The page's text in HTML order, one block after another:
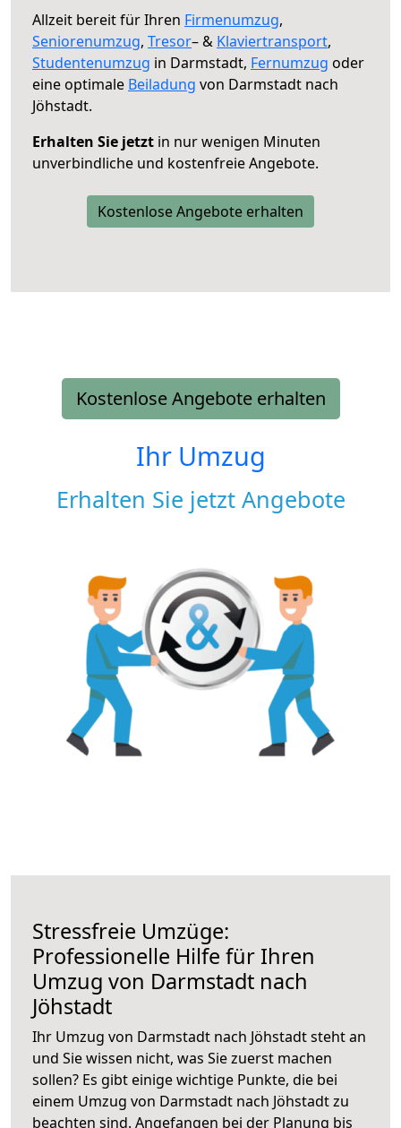
Allzeit bereit für Ihren Firmenumzug,
Seniorenumzug, Tresor– & Klaviertransport,
Studentenumzug in Darmstadt, Fernumzug oder
eine optimale Beiladung von Darmstadt nach
Jöhstadt.
Erhalten Sie jetzt in nur wenigen Minuten
unverbindliche und kostenfreie Angebote.
Kostenlose Angebote erhalten
Kostenlose Angebote erhalten
Ihr Umzug
Erhalten Sie jetzt Angebote
Stressfreie Umzüge:
Professionelle Hilfe für Ihren
Umzug von Darmstadt nach
Jöhstadt
Ihr Umzug von Darmstadt nach Jöhstadt steht an
und Sie wissen nicht, was Sie zuerst machen
sollen? Es gibt einige wichtige Punkte, die bei
einem Umzug von Darmstadt nach Jöhstadt zu
beachten sind. Angefangen bei der Planung bis